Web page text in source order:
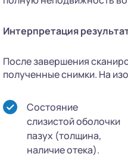
Интерпретация
После завершения
полученные снимки. На
Состояние
слизистой оболочки
пазух (толщина,
наличие отека).